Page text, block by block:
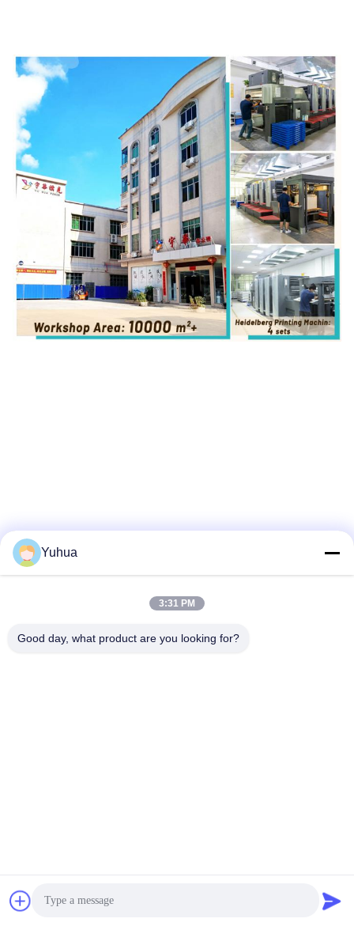
우리 의 장점
Yuhua
3:31 PM
Good day, what product are you looking for?